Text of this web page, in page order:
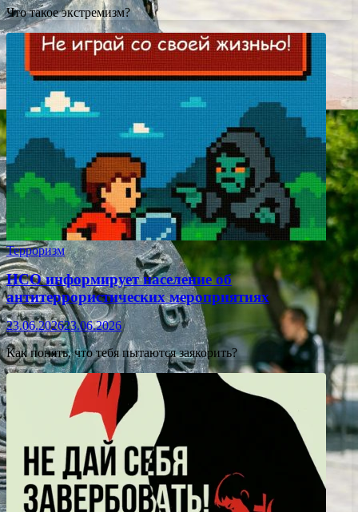
Что такое экстремизм?
Терроризм
НСО информирует население об
антитеррористических мероприятиях
23.06.202623.06.2026
Как понять, что тебя пытаются заякорить?